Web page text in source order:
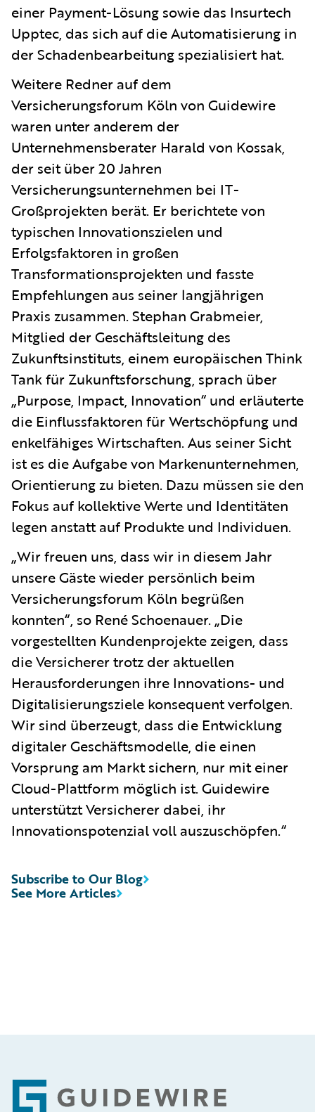
einer Payment-Lösung sowie das Insurtech
Upptec, das sich auf die Automatisierung in
der Schadenbearbeitung spezialisiert hat.
Weitere Redner auf dem
Versicherungsforum Köln von Guidewire
waren unter anderem der
Unternehmensberater Harald von Kossak,
der seit über 20 Jahren
Versicherungsunternehmen bei IT-
Großprojekten berät. Er berichtete von
typischen Innovationszielen und
Erfolgsfaktoren in großen
Transformationsprojekten und fasste
Empfehlungen aus seiner langjährigen
Praxis zusammen. Stephan Grabmeier,
Mitglied der Geschäftsleitung des
Zukunftsinstituts, einem europäischen Think
Tank für Zukunftsforschung, sprach über
„Purpose, Impact, Innovation“ und erläuterte
die Einflussfaktoren für Wertschöpfung und
enkelfähiges Wirtschaften. Aus seiner Sicht
ist es die Aufgabe von Markenunternehmen,
Orientierung zu bieten. Dazu müssen sie den
Fokus auf kollektive Werte und Identitäten
legen anstatt auf Produkte und Individuen.
„Wir freuen uns, dass wir in diesem Jahr
unsere Gäste wieder persönlich beim
Versicherungsforum Köln begrüßen
konnten“, so René Schoenauer. „Die
vorgestellten Kundenprojekte zeigen, dass
die Versicherer trotz der aktuellen
Herausforderungen ihre Innovations- und
Digitalisierungsziele konsequent verfolgen.
Wir sind überzeugt, dass die Entwicklung
digitaler Geschäftsmodelle, die einen
Vorsprung am Markt sichern, nur mit einer
Cloud-Plattform möglich ist. Guidewire
unterstützt Versicherer dabei, ihr
Innovationspotenzial voll auszuschöpfen.“
See More Articles
Subscribe to Our Blog
Footer